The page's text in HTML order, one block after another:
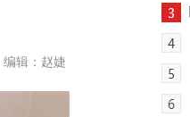
编辑：赵婕